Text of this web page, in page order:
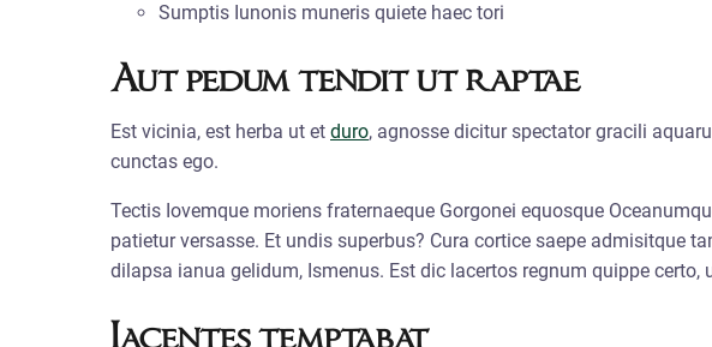
Sumptis Iunonis muneris quiete haec tori
Aut pedum tendit ut raptae
Est vicinia, est herba ut et duro, agnosse dicitur spectator gracili
cunctas ego.
Tectis Iovemque moriens fraternaeque Gorgonei equosque
patietur versasse. Et undis superbus? Cura cortice saepe admisitque
dilapsa ianua gelidum, Ismenus. Est dic lacertos regnum quippe certo,
Iacentes temptabat